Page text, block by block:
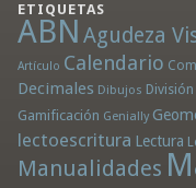
ETIQUETAS
ABN Agudeza
Artículo Calendario
Decimales Dibujos
Gamificación Genially
lectoescritura Lectura
Manualidades